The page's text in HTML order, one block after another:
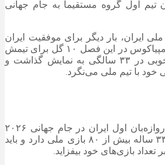
تیم اول گروه مستقیما به جام جهانی
ایران، بار دیگر برای موفقیت ایران
حیاتی خواهد بود. مهاجم المپیاکوس در این فصل ۱۰ گل برای تیمش
به ثمر رساند و عملکرد خوبی در ۳۳ سالگی به نمایش گذاشت و
خود با تیم ملی می‌نگرد.
علیرضا بیرانوند باتجربه، دروازه‌بان اول ایران در جام جهانی ۲۰۲۶
خواهد بود. این دروازه‌بان ۳۳ ساله بیش از ۸۰ بازی ملی دارد و باید
تعداد بازی‌های خود بیفزاید.